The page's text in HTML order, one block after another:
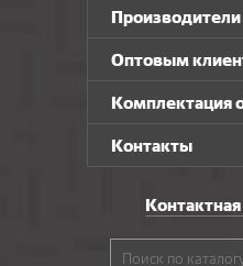
Производители
Оптовым
Комплектация
Контакты